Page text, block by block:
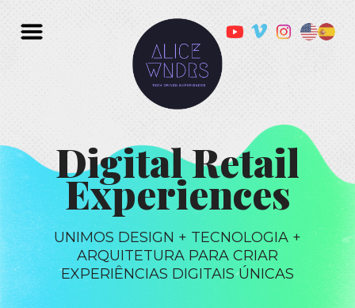
Digital Retail
Experiences
UNIMOS DESIGN + TECNOLOGIA +
ARQUITETURA PARA CRIAR
EXPERIÊNCIAS DIGITAIS ÚNICAS